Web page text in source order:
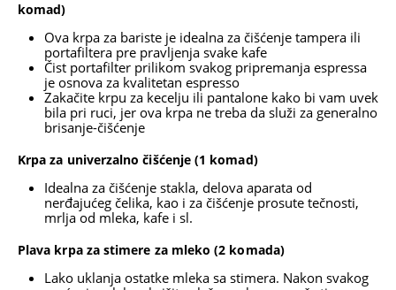
komad)
Ova krpa za bariste je idealna za čišćenje tampera ili
portafiltera pre pravljenja svake kafe
Čist portafilter prilikom svakog pripremanja espressa
je osnova za kvalitetan espresso
Zakačite krpu za kecelju ili pantalone kako bi vam uvek
bila pri ruci, jer ova krpa ne treba da služi za generalno
brisanje-čišćenje
Krpa za univerzalno čišćenje (1 komad)
Idealna za čišćenje stakla, delova aparata od
nerđajućeg čelika, kao i za čišćenje prosute tečnosti,
mrlja od mleka, kafe i sl.
Plava krpa za stimere za mleko (2 komada)
Lako uklanja ostatke mleka sa stimera. Nakon svakog